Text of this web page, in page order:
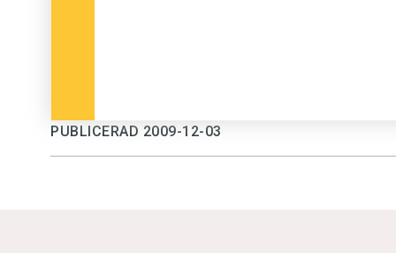
PUBLICERAD 2009-12-03